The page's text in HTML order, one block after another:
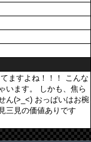
ますよね！！！ こんな
います。 しかも、焦ら
ん(>_<) おっぱいはお椀
三見の価値ありです